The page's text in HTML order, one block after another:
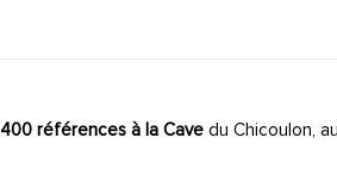
400 références à la Cave du Chicoulon,